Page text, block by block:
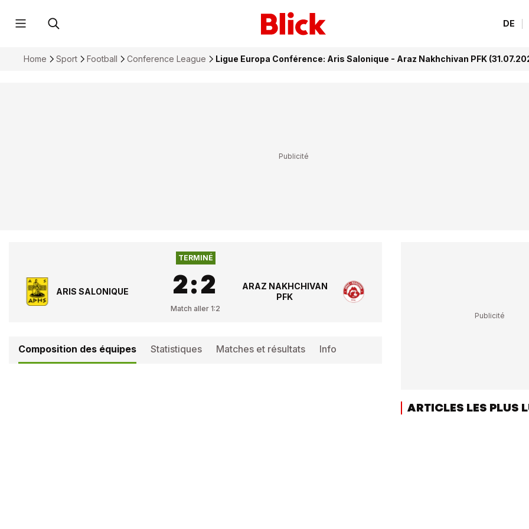
DE
Home Sport Football Conference League Ligue Europa Conférence: Aris Salonique - Araz Nakhchivan PFK
ARIS SALONIQUE
TERMINÉ
2:2
Match aller 1:2
ARAZ NAKHCHIVAN
PFK
Composition des équipes Statistiques Matches et résultats Info
ARTICLES LES PLUS